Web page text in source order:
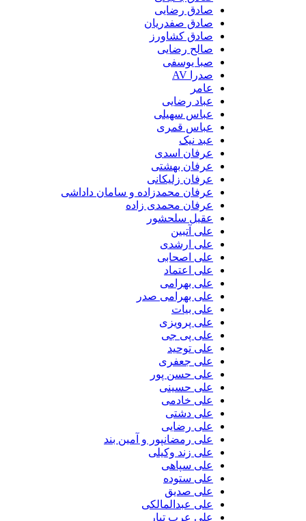
صادق رضایی
صادق صفدریان
صادق کشاورز
صالح رضایی
صبا یوسفی
عباد رضایی
عباس سهیلی
عباس قمری
عبد نیک
عرفان اسدی
عرفان بهشتی
عرفان زلیکانی
عرفان محمدزاده و سامان داداشی
عرفان محمدی زاده
عقیل سلحشور
علی آتبین
علی ارشدی
علی اصحابی
علی اعتماد
علی بهرامی
علی بهرامی صدر
علی بیات
علی پرویزی
علی پی جی
علی توحید
علی جعفری
علی حسن پور
علی حسینی
علی خادمی
علی دشتی
علی رضایی
علی رمضانپور و آمین بند
علی زند وکیلی
علی سپاهی
علی ستوده
علی صدیق
علی عبدالمالکی
علی عرب تبار